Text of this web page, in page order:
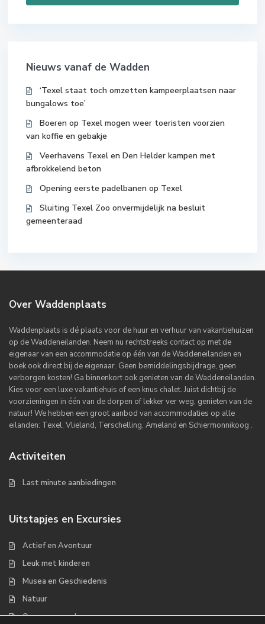
Nieuws vanaf de Wadden
‘Texel staat toch omzetten kampeerplaatsen naar
bungalows toe’
Boeren op Texel mogen weer toeristen voorzien
van koffie en gebakje
Veerhavens Texel en Den Helder kampen met
afbrokkelend beton
Opening eerste padelbanen op Texel
Sluiting Texel Zoo onvermijdelijk na besluit
gemeenteraad
Over Waddenplaats
Waddenplaats is dé plaats voor de huur en verhuur van vakantiehuizen
op de Waddeneilanden. Neem nu rechtstreeks contact op met de
eigenaar van een accommodatie op één van de Waddeneilanden en
boek ook direct bij de eigenaar. Geen bemiddelingsbijdrage, geen
verborgen kosten! Ga binnenkort ook genieten van de Waddeneilanden.
Kies voor een luxe vakantiehuis of een knus chalet. Juist dichtbij de
voorzieningen in één van de dorpen of lekker ver weg, genieten van de
natuur! We hebben een groot aanbod van accommodaties op alle
eilanden: Texel, Vlieland, Terschelling, Ameland en Schiermonnikoog .
Activiteiten
Last minute aanbiedingen
Uitstapjes en Excursies
Actief en Avontuur
Leuk met kinderen
Musea en Geschiedenis
Natuur
Op zee en wad